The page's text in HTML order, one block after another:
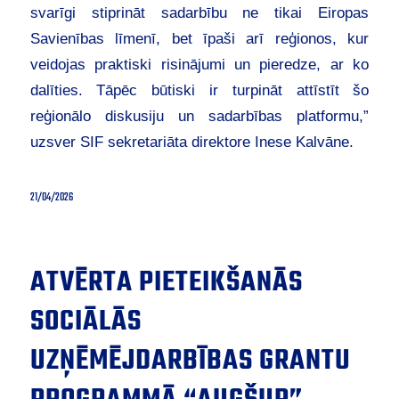
svarīgi stiprināt sadarbību ne tikai Eiropas
Savienības līmenī, bet īpaši arī reģionos, kur
veidojas praktiski risinājumi un pieredze, ar ko
dalīties. Tāpēc būtiski ir turpināt attīstīt šo
reģionālo diskusiju un sadarbības platformu,”
uzsver SIF sekretariāta direktore Inese Kalvāne.
21/04/2026
ATVĒRTA PIETEIKŠANĀS
SOCIĀLĀS
UZŅĒMĒJDARBĪBAS GRANTU